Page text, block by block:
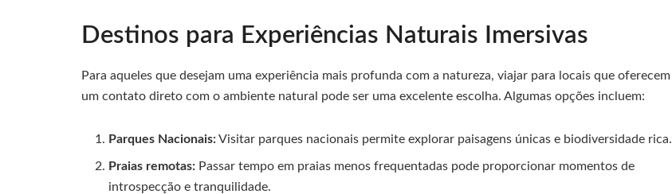
Destinos para Experiências Naturais Imersivas
Para aqueles que desejam uma experiência mais profunda com a natureza, viajar para locais que oferecem
um contato direto com o ambiente natural pode ser uma excelente escolha. Algumas opções incluem:
Parques Nacionais:Visitar parques nacionais permite explorar paisagens únicas e biodiversidade rica.
Praias remotas: Passar tempo em praias menos frequentadas pode proporcionar momentos de
introspecção e tranquilidade.